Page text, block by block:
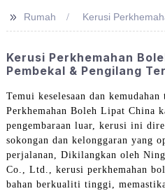
>> Rumah Kerusi
Kerusi Perkhemahan
Pembekal & Pengilang
Temui keselesaan dan
Perkhemahan Boleh Lipat China
pengembaraan luar, kerusi ini
sokongan dan kelonggaran yang
perjalanan, Dikilangkan oleh
Co., Ltd., kerusi perkhemahan
bahan berkualiti tinggi,